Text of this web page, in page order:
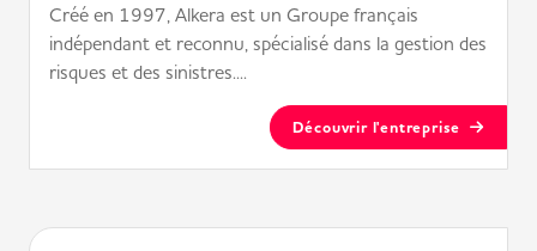
Créé en 1997, Alkera est un Groupe français
indépendant et reconnu, spécialisé dans la gestion des
risques et des sinistres....
Découvrir l'entreprise